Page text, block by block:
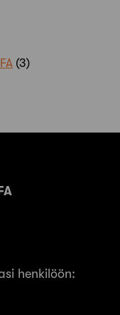
(3)
henkilöön: